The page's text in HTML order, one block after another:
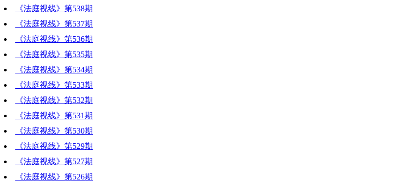
《法庭视线》第538期
《法庭视线》第537期
《法庭视线》第536期
《法庭视线》第535期
《法庭视线》第534期
《法庭视线》第533期
《法庭视线》第532期
《法庭视线》第531期
《法庭视线》第530期
《法庭视线》第529期
《法庭视线》第527期
《法庭视线》第526期